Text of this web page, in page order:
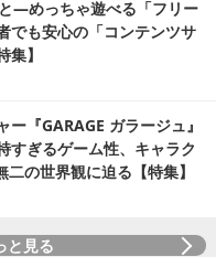
―めっちゃ遊べる「フリー
でも安心の「コンテンツサ
】
『GARAGE ガラージュ』
すぎるゲーム性、キャラク
の世界観に迫る【特集】
と見る